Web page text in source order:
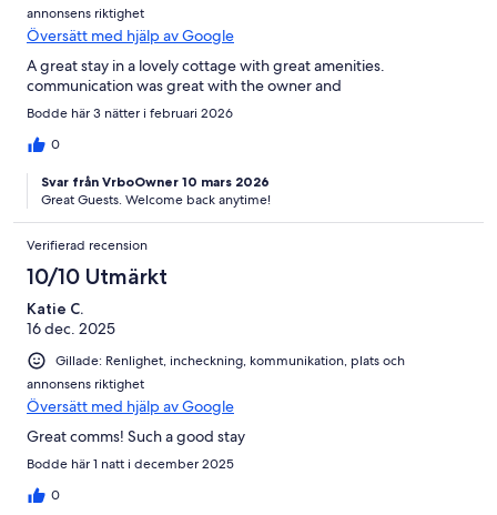
annonsens riktighet
Översätt med hjälp av Google
A great stay in a lovely cottage with great amenities.
communication was great with the owner and
Bodde här 3 nätter i februari 2026
0
Svar från VrboOwner 10 mars 2026
Great Guests. Welcome back anytime!
Verifierad recension
10/10 Utmärkt
Katie C.
16 dec. 2025
Gillade: Renlighet, incheckning, kommunikation, plats och
annonsens riktighet
Översätt med hjälp av Google
Great comms! Such a good stay
Bodde här 1 natt i december 2025
0